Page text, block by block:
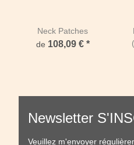
Neck Patches
de 108,09 € *
Newsletter
Veuillez m'envoyer